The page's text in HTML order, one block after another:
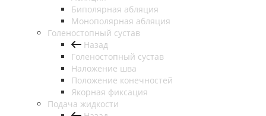
Биполярная абляция
Монополярная абляция
Голеностопный сустав
Назад
Голеностопный сустав
Наложение шва
Положение конечностей
Якорная фиксация
Подача жидкости